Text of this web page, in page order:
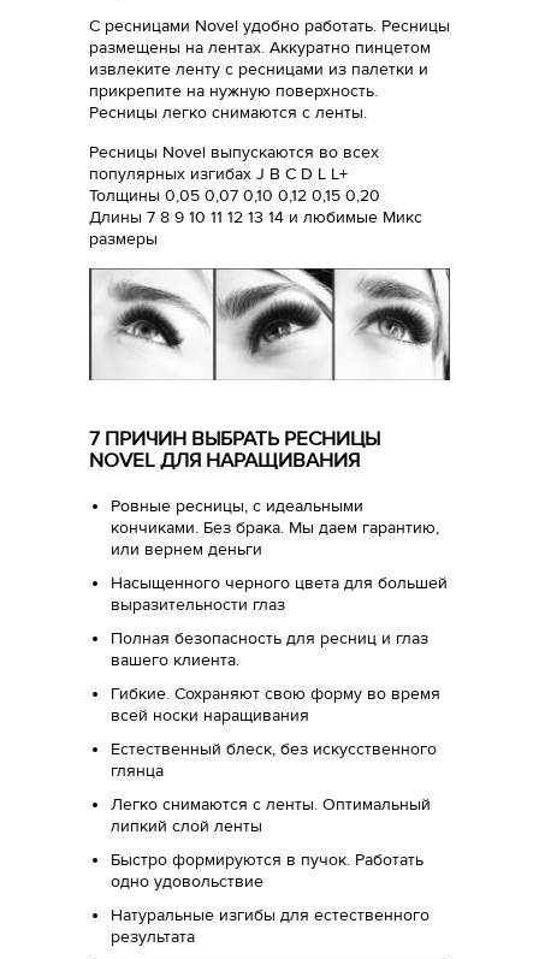
С ресницами Novel удобно работать. Ресницы
размещены на лентах. Аккуратно пинцетом
извлеките ленту с ресницами из палетки и
прикрепите на нужную поверхность.
Ресницы легко снимаются с ленты.
Ресницы Novel выпускаются во всех
популярных изгибах J B C D L L+
Толщины 0,05 0,07 0,10 0,12 0,15 0,20
Длины 7 8 9 10 11 12 13 14 и любимые Микс
размеры
7 ПРИЧИН ВЫБРАТЬ РЕСНИЦЫ
NOVEL ДЛЯ НАРАЩИВАНИЯ
Ровные ресницы, с идеальными
кончиками. Без брака. Мы даем гарантию,
или вернем деньги
Насыщенного черного цвета для большей
выразительности глаз
Полная безопасность для ресниц и глаз
вашего клиента.
Гибкие. Сохраняют свою форму во время
всей носки наращивания
Естественный блеск, без искусственного
глянца
Легко снимаются с ленты. Оптимальный
липкий слой ленты
Быстро формируются в пучок. Работать
одно удовольствие
Натуральные изгибы для естественного
результата